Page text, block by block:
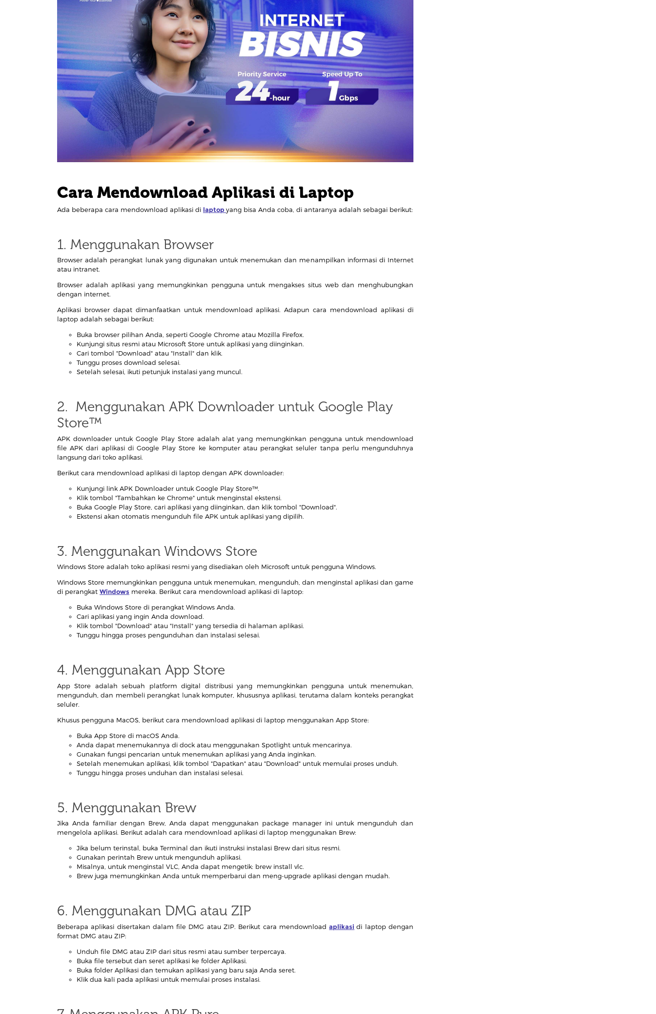
Cara Mendownload Aplikasi di Laptop
Ada beberapa cara mendownload aplikasi di laptop yang bisa Anda coba, di antaranya adalah sebagai berikut:
1. Menggunakan Browser
Browser adalah perangkat lunak yang digunakan untuk menemukan dan menampilkan informasi di Internet
atau intranet.
Browser adalah aplikasi yang memungkinkan pengguna untuk mengakses situs web dan menghubungkan
dengan internet.
Aplikasi browser dapat dimanfaatkan untuk mendownload aplikasi. Adapun cara mendownload aplikasi di
laptop adalah sebagai berikut:
Buka browser pilihan Anda, seperti Google Chrome atau Mozilla Firefox.
Kunjungi situs resmi atau Microsoft Store untuk aplikasi yang diinginkan.
Cari tombol "Download" atau "Install" dan klik.
Tunggu proses download selesai.
Setelah selesai, ikuti petunjuk instalasi yang muncul.
2. Menggunakan APK Downloader untuk Google Play
Store™
APK downloader untuk Google Play Store adalah alat yang memungkinkan pengguna untuk mendownload
file APK dari aplikasi di Google Play Store ke komputer atau perangkat seluler tanpa perlu mengunduhnya
langsung dari toko aplikasi.
Berikut cara mendownload aplikasi di laptop dengan APK downloader:
Kunjungi link APK Downloader untuk Google Play Store™.
Klik tombol "Tambahkan ke Chrome" untuk menginstal ekstensi.
Buka Google Play Store, cari aplikasi yang diinginkan, dan klik tombol "Download".
Ekstensi akan otomatis mengunduh file APK untuk aplikasi yang dipilih.
3. Menggunakan Windows Store
Windows Store adalah toko aplikasi resmi yang disediakan oleh Microsoft untuk pengguna Windows.
Windows Store memungkinkan pengguna untuk menemukan, mengunduh, dan menginstal aplikasi dan game
di perangkat Windows mereka. Berikut cara mendownload aplikasi di laptop:
Buka Windows Store di perangkat Windows Anda.
Cari aplikasi yang ingin Anda download.
Klik tombol "Download" atau "Install" yang tersedia di halaman aplikasi.
Tunggu hingga proses pengunduhan dan instalasi selesai.
4. Menggunakan App Store
App Store adalah sebuah platform digital distribusi yang memungkinkan pengguna untuk menemukan,
mengunduh, dan membeli perangkat lunak komputer, khususnya aplikasi, terutama dalam konteks perangkat
seluler.
Khusus pengguna MacOS, berikut cara mendownload aplikasi di laptop menggunakan App Store:
Buka App Store di macOS Anda.
Anda dapat menemukannya di dock atau menggunakan Spotlight untuk mencarinya.
Gunakan fungsi pencarian untuk menemukan aplikasi yang Anda inginkan.
Setelah menemukan aplikasi, klik tombol "Dapatkan" atau "Download" untuk memulai proses unduh.
Tunggu hingga proses unduhan dan instalasi selesai.
5. Menggunakan Brew
Jika Anda familiar dengan Brew, Anda dapat menggunakan package manager ini untuk mengunduh dan
mengelola aplikasi. Berikut adalah cara mendownload aplikasi di laptop menggunakan Brew:
Jika belum terinstal, buka Terminal dan ikuti instruksi instalasi Brew dari situs resmi.
Gunakan perintah Brew untuk mengunduh aplikasi.
Misalnya, untuk menginstal VLC, Anda dapat mengetik: brew install vlc.
Brew juga memungkinkan Anda untuk memperbarui dan meng-upgrade aplikasi dengan mudah.
6. Menggunakan DMG atau ZIP
Beberapa aplikasi disertakan dalam file DMG atau ZIP. Berikut cara mendownloadaplikasi di laptop dengan
format DMG atau ZIP:
Unduh file DMG atau ZIP dari situs resmi atau sumber terpercaya.
Buka file tersebut dan seret aplikasi ke folder Aplikasi.
Buka folder Aplikasi dan temukan aplikasi yang baru saja Anda seret.
Klik dua kali pada aplikasi untuk memulai proses instalasi.